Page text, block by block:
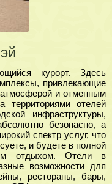
курорт. Здесь
привлекающие
и отменным
отелей
инфраструктуры,
безопасно, а
спектр услуг, что
и будете в полной
отдыхом. Отели в
возможности для
рестораны, бары,